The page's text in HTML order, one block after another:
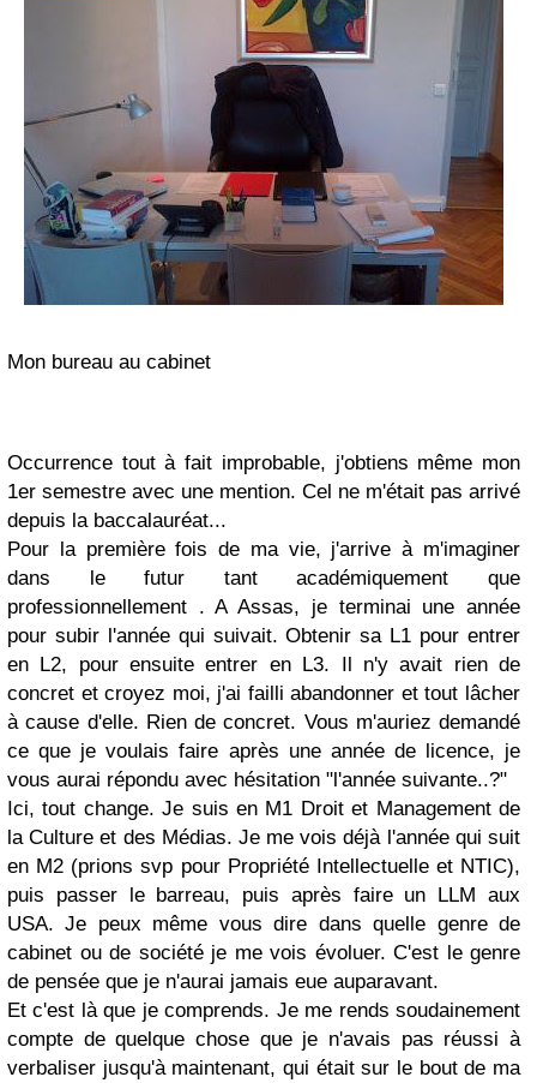
Mon bureau au cabinet
Occurrence tout à fait improbable, j'obtiens même mon
1er semestre avec une mention. Cel ne m'était pas arrivé
depuis la baccalauréat...
Pour la première fois de ma vie, j'arrive à m'imaginer
dans le futur tant académiquement que
professionnellement . A Assas, je terminai une année
pour subir l'année qui suivait. Obtenir sa L1 pour entrer
en L2, pour ensuite entrer en L3. Il n'y avait rien de
concret et croyez moi, j'ai failli abandonner et tout lâcher
à cause d'elle. Rien de concret. Vous m'auriez demandé
ce que je voulais faire après une année de licence, je
vous aurai répondu avec hésitation "l'année suivante..?"
Ici, tout change. Je suis en M1 Droit et Management de
la Culture et des Médias. Je me vois déjà l'année qui suit
en M2 (prions svp pour Propriété Intellectuelle et NTIC),
puis passer le barreau, puis après faire un LLM aux
USA. Je peux même vous dire dans quelle genre de
cabinet ou de société je me vois évoluer. C'est le genre
de pensée que je n'aurai jamais eue auparavant.
Et c'est là que je comprends. Je me rends soudainement
compte de quelque chose que je n'avais pas réussi à
verbaliser jusqu'à maintenant, qui était sur le bout de ma